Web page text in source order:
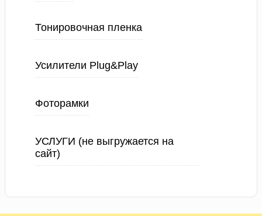
Тонировочная пленка
Усилители Plug&Play
Фоторамки
УСЛУГИ (не выгружается на
сайт)